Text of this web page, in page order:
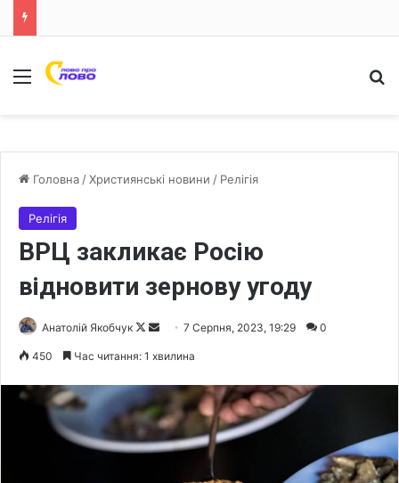
Меню
Головна /Християнські новини / Релігія
Релігія
ВРЦ закликає Росію
відновити зернову угоду
Анатолій Якобчук
F
l
o
o
d
a
e
7 Серпня, 2023, 19:29 0
450 Час читання: 1 хвилина